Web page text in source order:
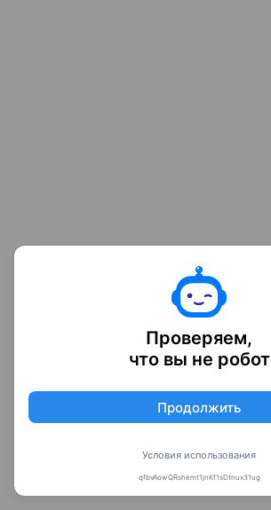
Проверяем,
что вы не робот
Продолжить
Условия использования
qfbvAowQRshemt1jnKf1sDtnux31ug